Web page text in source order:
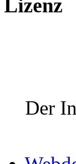
Lizenz
Der